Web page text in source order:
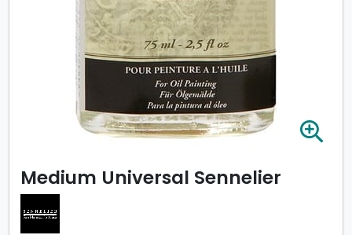
Medium Universal Sennelier